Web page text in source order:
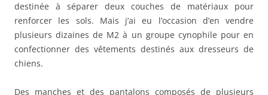
destinée à séparer deux couches de matériaux pour
renforcer les sols. Mais j’ai eu l’occasion d’en vendre
plusieurs dizaines de M2 à un groupe cynophile pour en
confectionner des vêtements destinés aux dresseurs de
chiens.
Des manches et des pantalons composés de plusieurs